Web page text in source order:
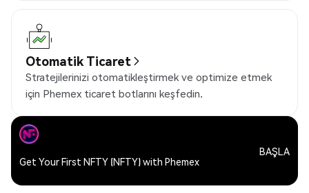
Otomatik Ticaret
Stratejilerinizi otomatikleştirmek ve optimize etmek
için Phemex ticaret botlarını keşfedin.
Get Your First NFTY (NFTY) with Phemex
BAŞLA